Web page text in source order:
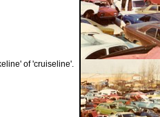
of 'cruiseline'.